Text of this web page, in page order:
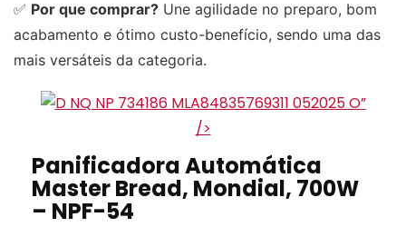
✅ Por que comprar? Une agilidade no preparo, bom
acabamento e ótimo custo-benefício, sendo uma das
mais versáteis da categoria.
”
/>
Panificadora Automática
Master Bread, Mondial, 700W
– NPF-54